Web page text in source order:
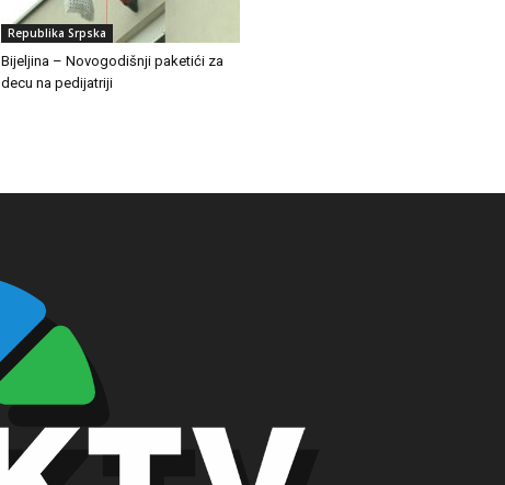
Republika Srpska
Bijeljina – Novogodišnji paketići za
decu na pedijatriji